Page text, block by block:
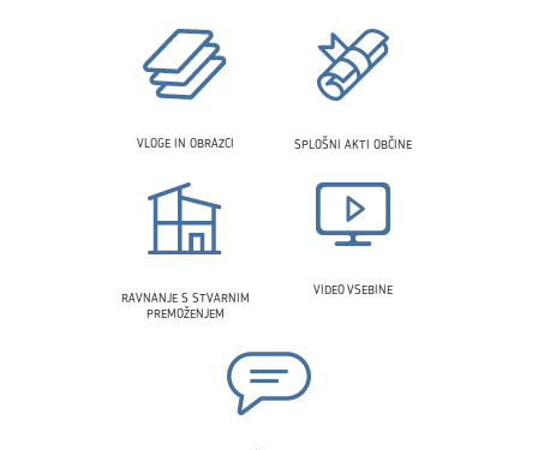
VLOGE IN OBRAZCI SPLOŠNI AKTI OBČINE
RAVNANJE S STVARNIM
PREMOŽENJEM
VIDEO VSEBINE